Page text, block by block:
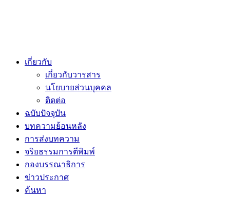
เกี่ยวกับ
เกี่ยวกับวารสาร
นโยบายส่วนบุคคล
ติดต่อ
ฉบับปัจจุบัน
บทความย้อนหลัง
การส่งบทความ
จริยธรรมการตีพิมพ์
กองบรรณาธิการ
ข่าวประกาศ
ค้นหา